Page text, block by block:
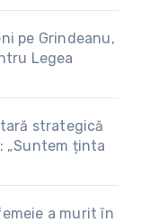
pe Grindeanu,
Legea
strategică
„Suntem ținta
a murit în